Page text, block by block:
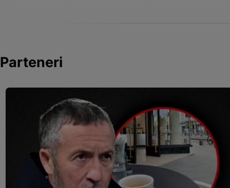
Parteneri